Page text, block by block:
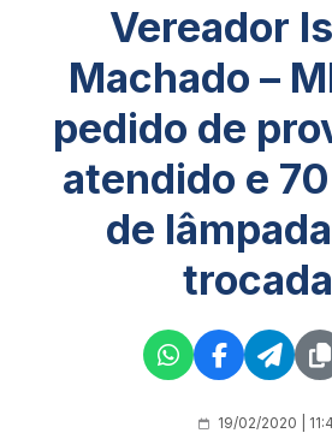
Vereador
Machado –
pedido de
atendido e
de
19/02/2020 |